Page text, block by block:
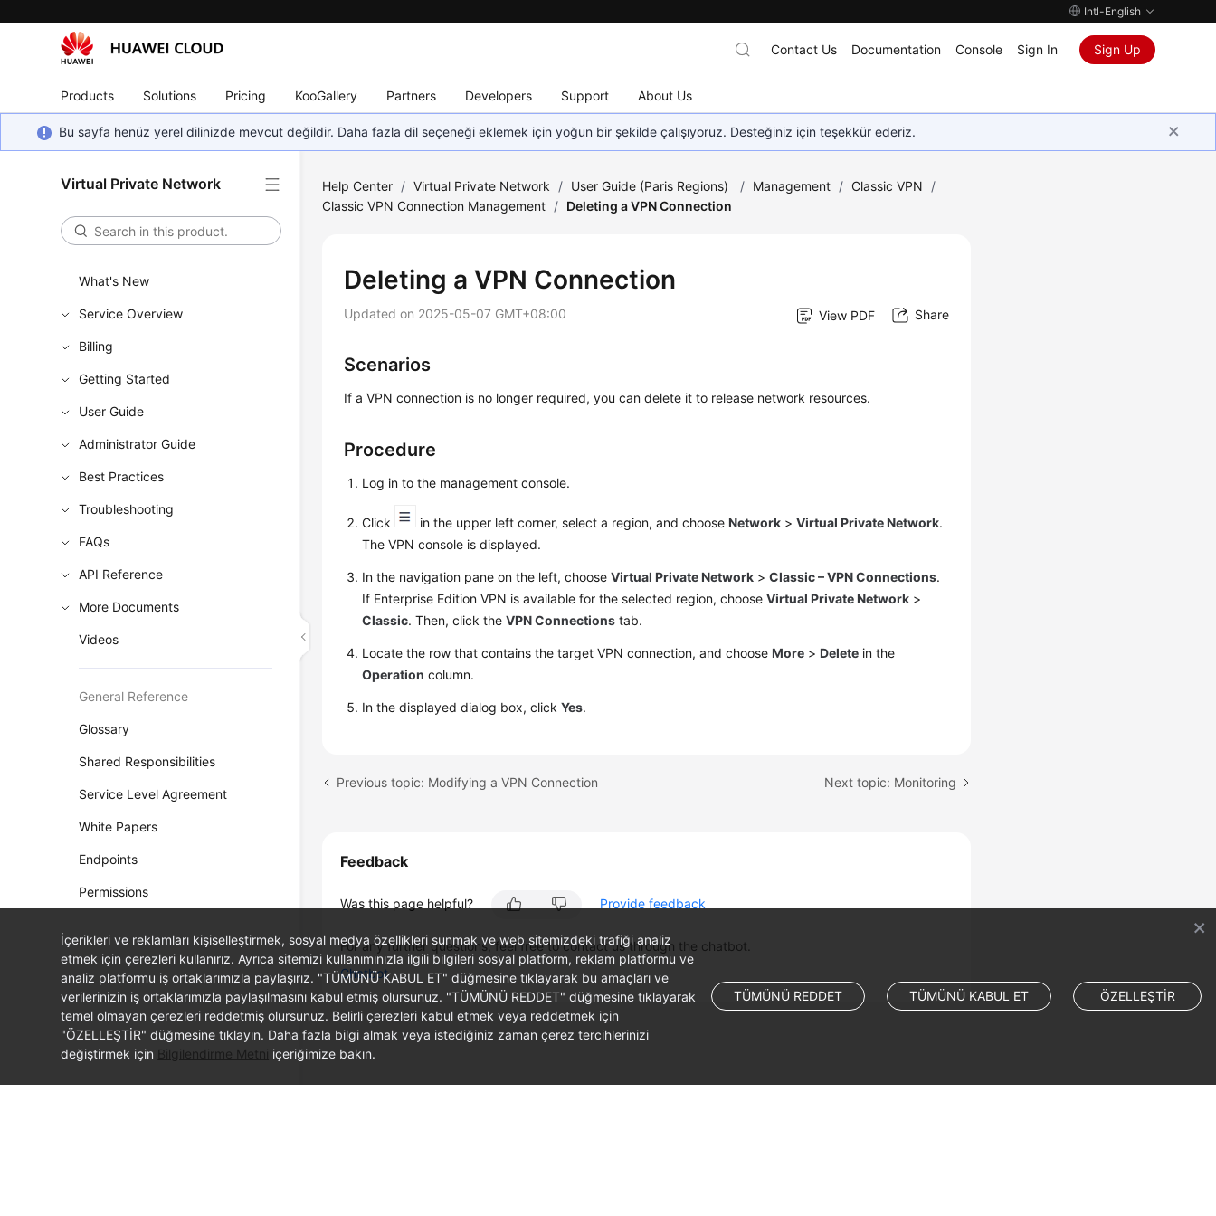
Intl-English
Products Solutions Pricing KooGallery Partners Developers Support About Us
Contact Us Documentation Console Sign In Sign Up
Bu sayfa henüz yerel dilinizde mevcut değildir. Daha fazla dil seçeneği eklemek için yoğun bir şekilde çalışıyoruz. Desteğiniz için teşekkür ederiz.
Virtual Private Network
What's New
Service Overview
Billing
Getting Started
User Guide
Administrator Guide
Best Practices
Troubleshooting
FAQs
API Reference
More Documents
Videos
General Reference
Glossary
Shared Responsibilities
Service Level Agreement
White Papers
Endpoints
Permissions
Help Center / Virtual Private Network / User Guide (Paris Regions) / Management / Classic VPN
/
Classic VPN Connection Management / Deleting a VPN Connection
Deleting a VPN Connection
Updated on 2025-05-07 GMT+08:00 View PDF Share
Scenarios
If a VPN connection is no longer required, you can delete it to release network resources.
Procedure
Log in to the management console.
Click in the upper left corner, select a region, and chooseNetwork >Virtual Private Network.
The VPN console is displayed.
In the navigation pane on the left, chooseVirtual Private Network >Classic – VPN Connections.
If Enterprise Edition VPN is available for the selected region, chooseVirtual Private Network >
Classic. Then, click theVPN Connections tab.
Locate the row that contains the target VPN connection, and chooseMore >Delete in the
Operation column.
In the displayed dialog box, clickYes.
Previous topic: Modifying a VPN Connection Next topic: Monitoring
Feedback
Was this page helpful? Provide feedback
For any further questions, feel free to contact us through the chatbot.
Chatbot
İçerikleri ve reklamları kişiselleştirmek, sosyal medya özellikleri sunmak ve web sitemizdeki trafiği analiz
etmek için çerezleri kullanırız. Ayrıca sitemizi kullanımınızla ilgili bilgileri sosyal platform, reklam platformu ve
analiz platformu iş ortaklarımızla paylaşırız. "TÜMÜNÜ KABUL ET" düğmesine tıklayarak bu amaçları ve
verilerinizin iş ortaklarımızla paylaşılmasını kabul etmiş olursunuz. "TÜMÜNÜ REDDET" düğmesine tıklayarak
temel olmayan çerezleri reddetmiş olursunuz. Belirli çerezleri kabul etmek veya reddetmek için
"ÖZELLEŞTİR" düğmesine tıklayın. Daha fazla bilgi almak veya istediğiniz zaman çerez tercihlerinizi
değiştirmek için Bilgilendirme Metni içeriğimize bakın.
TÜMÜNÜ REDDET TÜMÜNÜ KABUL ET ÖZELLEŞTİR